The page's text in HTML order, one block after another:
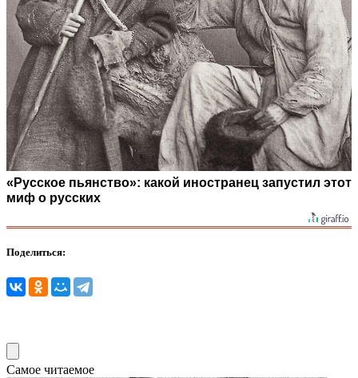
«Русское пьянство»: какой иностранец запустил этот
миф о русских
Поделиться:
Самое читаемое